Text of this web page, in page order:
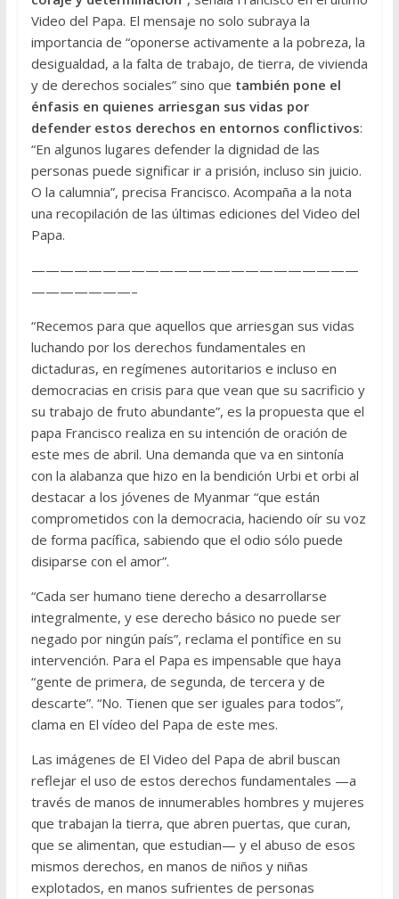
Video del Papa. El mensaje no solo subraya la
importancia de “oponerse activamente a la pobreza, la
desigualdad, a la falta de trabajo, de tierra, de vivienda
y de derechos sociales” sino que también pone el
énfasis en quienes arriesgan sus vidas por
defender estos derechos en entornos conflictivos:
“En algunos lugares defender la dignidad de las
personas puede significar ir a prisión, incluso sin juicio.
O la calumnia”, precisa Francisco. Acompaña a la nota
una recopilación de las últimas ediciones del Video del
Papa.
———————————————————————
———————–
“Recemos para que aquellos que arriesgan sus vidas
luchando por los derechos fundamentales en
dictaduras, en regímenes autoritarios e incluso en
democracias en crisis para que vean que su sacrificio y
su trabajo de fruto abundante”, es la propuesta que el
papa Francisco realiza en su intención de oración de
este mes de abril. Una demanda que va en sintonía
con la alabanza que hizo en la bendición Urbi et orbi al
destacar a los jóvenes de Myanmar “que están
comprometidos con la democracia, haciendo oír su voz
de forma pacífica, sabiendo que el odio sólo puede
disiparse con el amor”.
“Cada ser humano tiene derecho a desarrollarse
integralmente, y ese derecho básico no puede ser
negado por ningún país”, reclama el pontífice en su
intervención. Para el Papa es impensable que haya
“gente de primera, de segunda, de tercera y de
descarte”. “No. Tienen que ser iguales para todos”,
clama en El vídeo del Papa de este mes.
Las imágenes de El Video del Papa de abril buscan
reflejar el uso de estos derechos fundamentales —a
través de manos de innumerables hombres y mujeres
que trabajan la tierra, que abren puertas, que curan,
que se alimentan, que estudian— y el abuso de esos
mismos derechos, en manos de niños y niñas
explotados, en manos sufrientes de personas